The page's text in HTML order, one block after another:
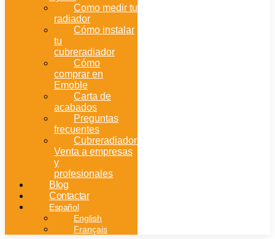
Como medir tu
radiador
Cómo instalar
tu
cubreradiador
Cómo
comprar en
Emoble
Carta de
acabados
Preguntas
frecuentes
Cubreradiadores:
Venta a empresas
y
profesionales
Blog
Contactar
Español
English
Français